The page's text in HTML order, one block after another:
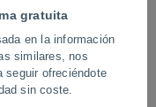
gratuita
en la información
similares, nos
seguir ofreciéndote
sin coste.
tamaño de